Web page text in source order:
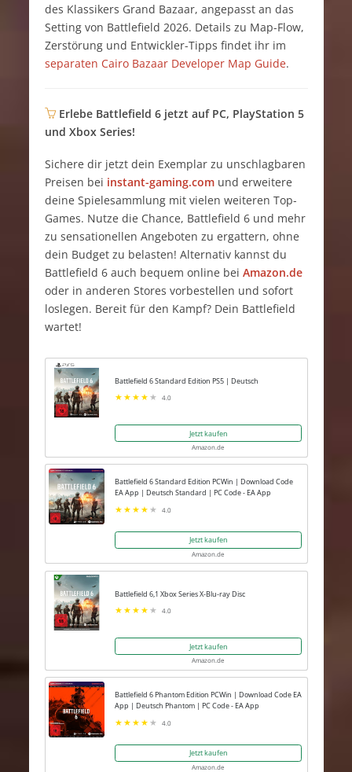
des Klassikers Grand Bazaar, angepasst an das
Setting von Battlefield 2026. Details zu Map-Flow,
Zerstörung und Entwickler-Tipps findet ihr im
separaten Cairo Bazaar Developer Map Guide.
Erlebe Battlefield 6 jetzt auf PC, PlayStation 5
und Xbox Series!
Sichere dir jetzt dein Exemplar zu unschlagbaren
Preisen bei instant-gaming.comund erweitere
deine Spielesammlung mit vielen weiteren Top-
Games. Nutze die Chance, Battlefield 6 und mehr
zu sensationellen Angeboten zu ergattern, ohne
dein Budget zu belasten! Alternativ kannst du
Battlefield 6 auch bequem online bei Amazon.de
oder in anderen Stores vorbestellen und sofort
loslegen. Bereit für den Kampf? Dein Battlefield
wartet!
Battlefield 6 Standard Edition PS5 | Deutsch
4.0
Jetzt kaufen
Amazon.de
Battlefield 6 Standard Edition PCWin | Download Code
EA App | Deutsch Standard | PC Code - EA App
4.0
Jetzt kaufen
Amazon.de
Battlefield 6,1 Xbox Series X-Blu-ray Disc
4.0
Jetzt kaufen
Amazon.de
Battlefield 6 Phantom Edition PCWin | Download Code EA
App | Deutsch Phantom | PC Code - EA App
4.0
Jetzt kaufen
Amazon.de